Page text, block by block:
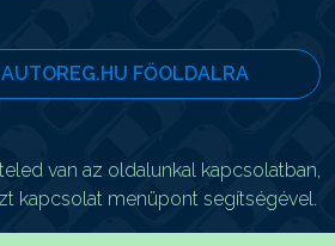
FŐOLDALRA
van az oldalunkal kapcsolatban,
kapcsolat menüpont segítségével.